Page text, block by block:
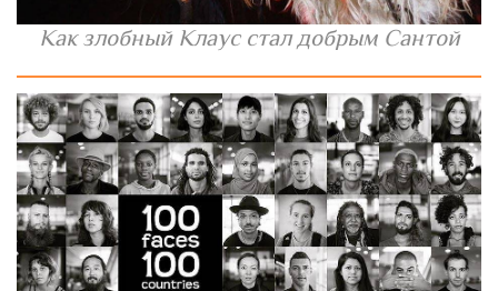
Как злобный Клаус стал добрым Сантой